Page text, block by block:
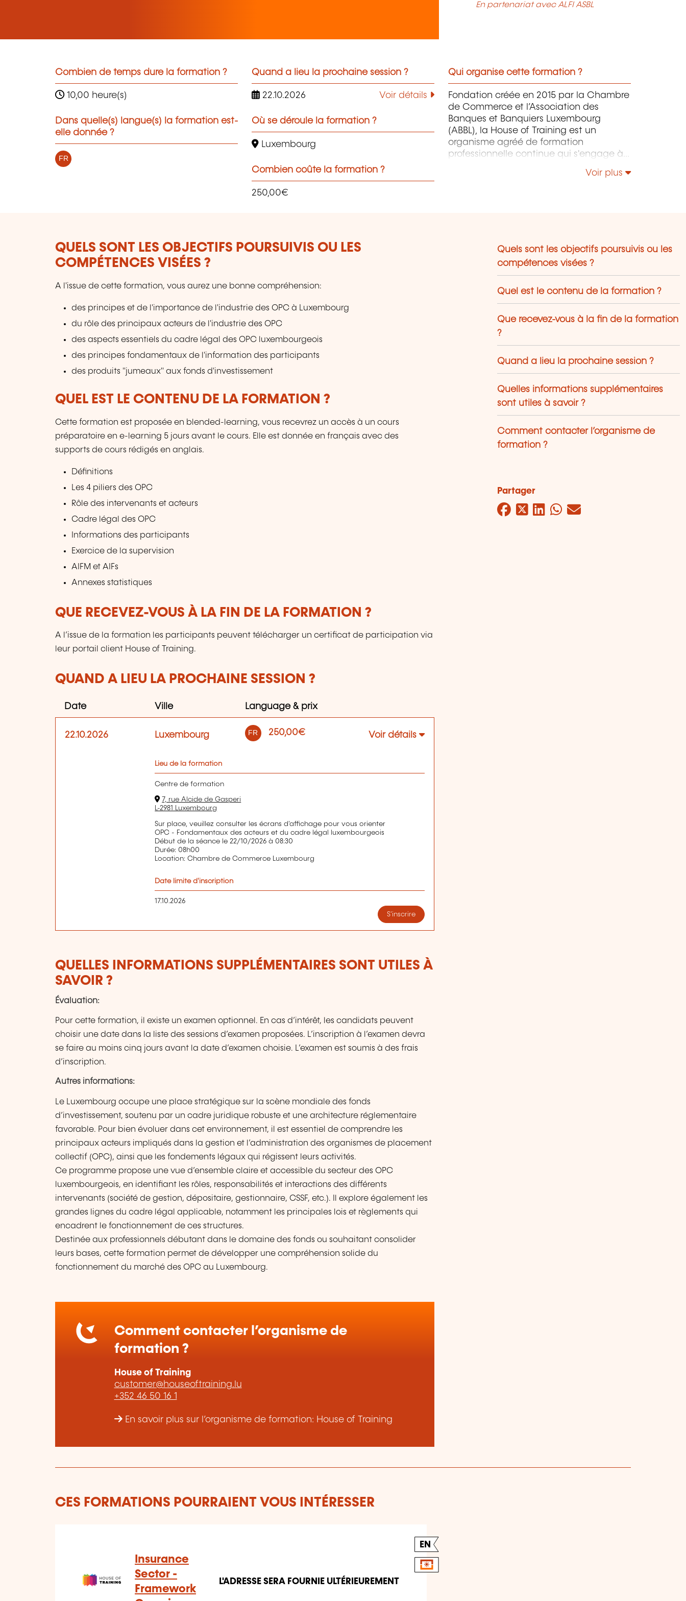
En partenariat avec ALFI ASBL
Combien de temps dure la formation ?
10,00 heure(s)
Dans quelle(s) langue(s) la formation est-
elle donnée ?
FR
Quand a lieu la prochaine session ?
22.10.2026 Voir détails
Où se déroule la formation ?
Luxembourg
Combien coûte la formation ?
250,00€
Qui organise cette formation ?
Fondation créée en 2015 par la Chambre
de Commerce et l’Association des
Banques et Banquiers Luxembourg
(ABBL), la House of Training est un
organisme agréé de formation
professionnelle continue qui s'engage à
et à l'attractivité du Luxembourg en
Voir plus
QUELS SONT LES OBJECTIFS POURSUIVIS OU LES
COMPÉTENCES VISÉES ?
A l'issue de cette formation, vous aurez une bonne compréhension:
des principes et de l'importance de l'industrie des OPC à Luxembourg
du rôle des principaux acteurs de l'industrie des OPC
des aspects essentiels du cadre légal des OPC luxembourgeois
des principes fondamentaux de l'information des participants
des produits "jumeaux" aux fonds d'investissement
QUEL EST LE CONTENU DE LA FORMATION ?
Cette formation est proposée en blended-learning, vous recevrez un accès à un cours
préparatoire en e-learning 5 jours avant le cours. Elle est donnée en français avec des
supports de cours rédigés en anglais.
Définitions
Les 4 piliers des OPC
Rôle des intervenants et acteurs
Cadre légal des OPC
Informations des participants
Exercice de la supervision
AIFM et AIFs
Annexes statistiques
QUE RECEVEZ-VOUS À LA FIN DE LA FORMATION ?
A l’issue de la formation les participants peuvent télécharger un certificat de participation via
leur portail client House of Training.
QUAND A LIEU LA PROCHAINE SESSION ?
Date Ville Language & prix
22.10.2026 Luxembourg FR 250,00€ Voir détails
Lieu de la formation
Centre de formation
7, rue Alcide de Gasperi
L-2981 Luxembourg
Sur place, veuillez consulter les écrans d'affichage pour vous orienter
OPC - Fondamentaux des acteurs et du cadre légal luxembourgeois
Début de la séance le 22/10/2026 à 08:30
Durée: 08h00
Location: Chambre de Commerce Luxembourg
Date limite d'inscription
17.10.2026
S'inscrire
QUELLES INFORMATIONS SUPPLÉMENTAIRES SONT UTILES À
SAVOIR ?
Évaluation:
Pour cette formation, il existe un examen optionnel. En cas d’intérêt, les candidats peuvent
choisir une date dans la liste des sessions d’examen proposées. L’inscription à l’examen devra
se faire au moins cinq jours avant la date d’examen choisie. L’examen est soumis à des frais
d’inscription.
Autres informations:
Le Luxembourg occupe une place stratégique sur la scène mondiale des fonds
d’investissement, soutenu par un cadre juridique robuste et une architecture réglementaire
favorable. Pour bien évoluer dans cet environnement, il est essentiel de comprendre les
principaux acteurs impliqués dans la gestion et l’administration des organismes de placement
collectif (OPC), ainsi que les fondements légaux qui régissent leurs activités.
Ce programme propose une vue d’ensemble claire et accessible du secteur des OPC
luxembourgeois, en identifiant les rôles, responsabilités et interactions des différents
intervenants (société de gestion, dépositaire, gestionnaire, CSSF, etc.). Il explore également les
grandes lignes du cadre légal applicable, notamment les principales lois et règlements qui
encadrent le fonctionnement de ces structures.
Destinée aux professionnels débutant dans le domaine des fonds ou souhaitant consolider
leurs bases, cette formation permet de développer une compréhension solide du
fonctionnement du marché des OPC au Luxembourg.
Comment contacter l’organisme de
formation ?
House of Training
customer@houseoftraining.lu
+352 46 50 16 1
En savoir plus sur l’organisme de formation: House of Training
Quels sont les objectifs poursuivis ou les
compétences visées ?
Quel est le contenu de la formation ?
Que recevez-vous à la fin de la formation
?
Quand a lieu la prochaine session ?
Quelles informations supplémentaires
sont utiles à savoir ?
Comment contacter l’organisme de
formation ?
Partager
Facebook
Twitter
LinkedIn
WhatsApp
Mail
CES FORMATIONS POURRAIENT VOUS INTÉRESSER
EN
Insurance
Sector -
Framework
L'ADRESSE SERA FOURNIE ULTÉRIEUREMENT